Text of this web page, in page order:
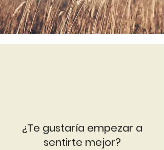
¿Te gustaría empezar a
sentirte mejor?